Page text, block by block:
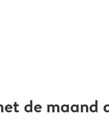
de maand